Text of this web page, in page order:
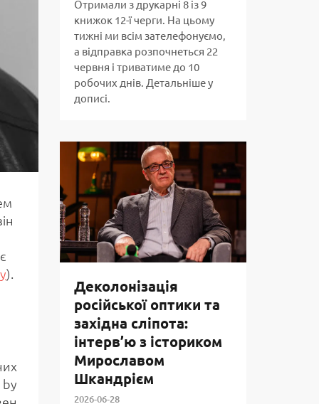
).
by
Отримали з друкарні 8 із 9
книжок 12-ї черги. На цьому
тижні ми всім зателефонуємо,
а відправка розпочнеться 22
червня і триватиме до 10
робочих днів. Детальніше у
дописі.
Деколонізація
російської оптики та
західна сліпота:
інтерв’ю з істориком
Мирославом
Шкандрієм
2026-06-28